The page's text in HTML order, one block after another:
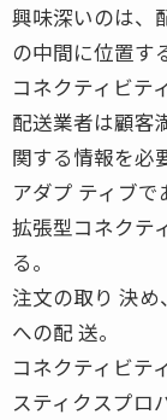
興味深いのは、
の中間に位置す
コネクティビテ
配送業者は顧客
関する情報を必
アダプ ティブ
拡張型コネクテ
る。
注文の取り 決
への配 送。
コネクティビテ
スティクスプロ